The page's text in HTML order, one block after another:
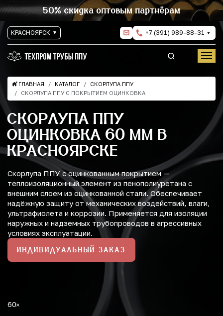
50% скидка оптовым партнёрам
КРАСНОЯРСК +7 (391) 989-88-31
ГЛАВНАЯ КАТАЛОГ
СКОРЛУПА ППУ
СКОРЛУПА ППУ С ПОКРЫТИЕМ ОЦИНКОВКА
СКОРЛУПА ППУ
ОЦИНКОВКА 60 ММ В
КРАСНОЯРСКЕ
Скорлупа ППУ с оцинкованным покрытием —
теплоизоляционный элемент из пенополиуретана с
внешним слоем из оцинкованной стали. Обеспечивает
надёжную защиту от механических воздействий, влаги,
ультрафиолета и коррозии. Применяется для изоляции
наружных и надземных трубопроводов в агрессивных
условиях эксплуатации.
ИНДИВИДУАЛЬНЫЙ ЗАКАЗ
60